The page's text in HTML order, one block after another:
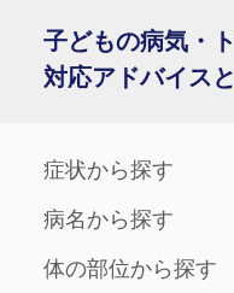
子どもの病気・
対応アドバイス
症状から探す
病名から探す
体の部位から探す